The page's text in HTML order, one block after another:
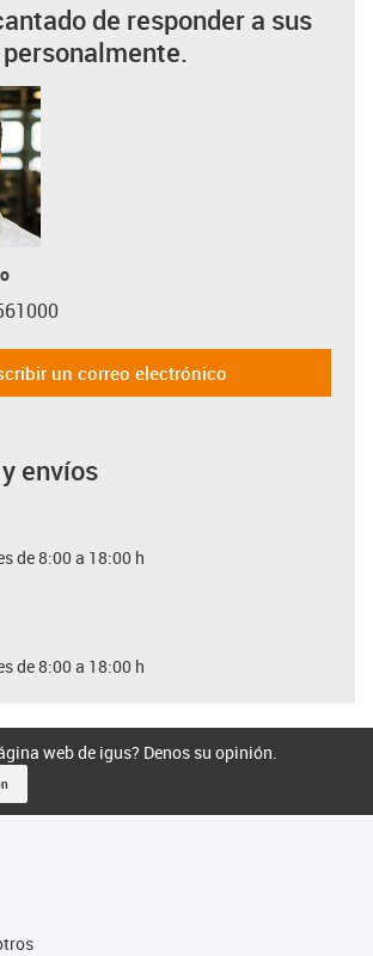
de responder a sus
un correo electrónico
envíos
de 8:00 a 18:00 h
de 8:00 a 18:00 h
web de igus? Denos su opinión.